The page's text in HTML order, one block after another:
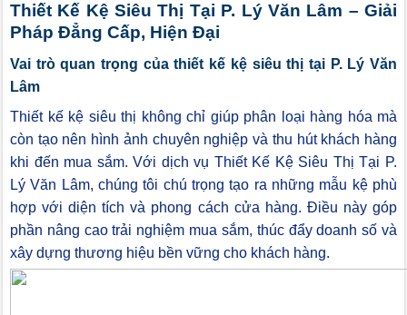
Thiết Kế Kệ Siêu Thị Tại P. Lý Văn Lâm – Giải
Pháp Đẳng Cấp, Hiện Đại
Vai trò quan trọng của thiết kế kệ siêu thị tại P. Lý Văn
Lâm
Thiết kế kệ siêu thị không chỉ giúp phân loại hàng hóa mà
còn tạo nên hình ảnh chuyên nghiệp và thu hút khách hàng
khi đến mua sắm. Với dịch vụ Thiết Kế Kệ Siêu Thị Tại P.
Lý Văn Lâm, chúng tôi chú trọng tạo ra những mẫu kệ phù
hợp với diện tích và phong cách cửa hàng. Điều này góp
phần nâng cao trải nghiệm mua sắm, thúc đẩy doanh số và
xây dựng thương hiệu bền vững cho khách hàng.